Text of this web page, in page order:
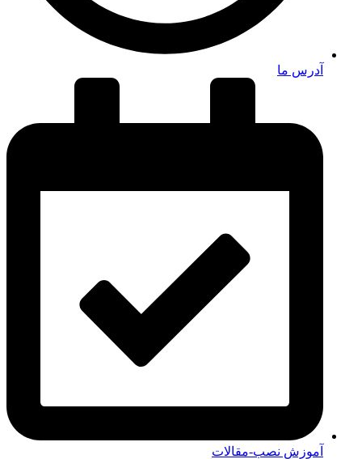
آدرس ما
آموزش نصب-مقالات